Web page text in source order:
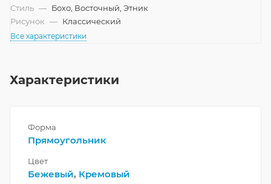
Стиль — Бохо, Восточный, Этник
Рисунок — Классический
Все характеристики
Характеристики
Форма
Прямоугольник
Цвет
Бежевый, Кремовый